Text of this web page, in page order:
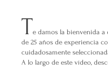
Te damos la bienvenida
de 25 años de experiencia
cuidadosamente
A lo largo de este vídeo,